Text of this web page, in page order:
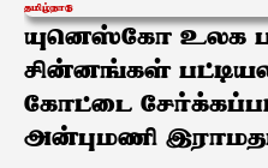
தமிழ்நாடு
யுனெஸ்கோ உலக
சின்னங்கள்
கோட்டை
அன்புமணி